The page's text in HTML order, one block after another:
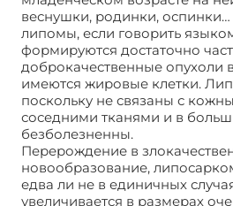
веснушки, родинки,
липомы, если говорить
формируются достаточно
доброкачественные опухоли
имеются жировые клетки.
поскольку не связаны с
соседними тканями и в
безболезненны.
Перерождение в
новообразование,
едва ли не в единичных
увеличивается в размерах